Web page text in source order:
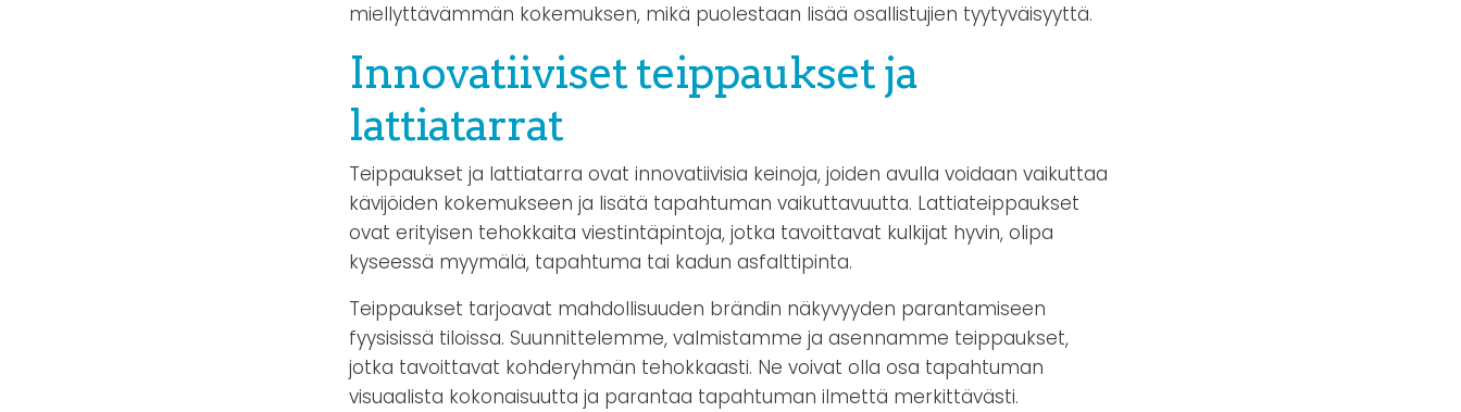
miellyttävämmän kokemuksen, mikä puolestaan lisää osallistujien tyytyväisyyttä.
Innovatiiviset teippaukset ja
lattiatarrat
Teippaukset ja lattiatarra ovat innovatiivisia keinoja, joiden avulla voidaan vaikuttaa
kävijöiden kokemukseen ja lisätä tapahtuman vaikuttavuutta. Lattiateippaukset
ovat erityisen tehokkaita viestintäpintoja, jotka tavoittavat kulkijat hyvin, olipa
kyseessä myymälä, tapahtuma tai kadun asfalttipinta.
Teippaukset tarjoavat mahdollisuuden brändin näkyvyyden parantamiseen
fyysisissä tiloissa. Suunnittelemme, valmistamme ja asennamme teippaukset,
jotka tavoittavat kohderyhmän tehokkaasti. Ne voivat olla osa tapahtuman
visuaalista kokonaisuutta ja parantaa tapahtuman ilmettä merkittävästi.